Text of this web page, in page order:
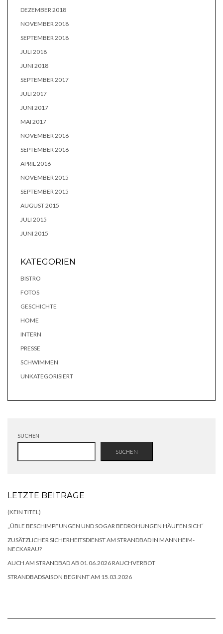
DEZEMBER 2018
NOVEMBER 2018
SEPTEMBER 2018
JULI 2018
JUNI 2018
SEPTEMBER 2017
JULI 2017
JUNI 2017
MAI 2017
NOVEMBER 2016
SEPTEMBER 2016
APRIL 2016
NOVEMBER 2015
SEPTEMBER 2015
AUGUST 2015
JULI 2015
JUNI 2015
KATEGORIEN
BISTRO
FOTOS
GESCHICHTE
HOME
INTERN
PRESSE
SCHWIMMEN
UNKATEGORISIERT
SUCHEN
SUCHEN
LETZTE BEITRÄGE
(KEIN TITEL)
„ÜBLE BESCHIMPFUNGEN UND SOGAR BEDROHUNGEN HÄUFEN SICH“
ZUSÄTZLICHER SICHERHEITSDIENST AM STRANDBAD IN MANNHEIM-
NECKARAU?
AUCH AM STRANDBAD AB 01.06.2026 RAUCHVERBOT
STRANDBADSAISON BEGINNT AM 15.03.2026